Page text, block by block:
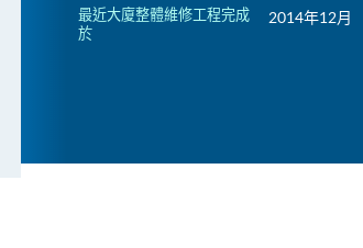
最近大廈整體維修工程完成
於
2014年12月